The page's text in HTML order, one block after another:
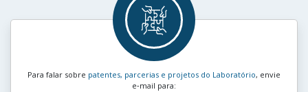
Para falar sobre patentes, parcerias e projetos do Laboratório, envie
e‑mail para: